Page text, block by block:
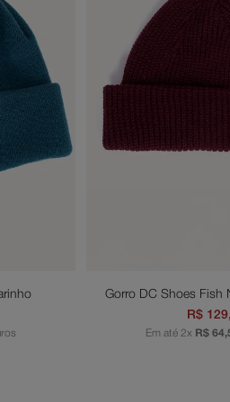
Gorro DC Shoes Fish
R$ 129
Em até2x R$ 64,